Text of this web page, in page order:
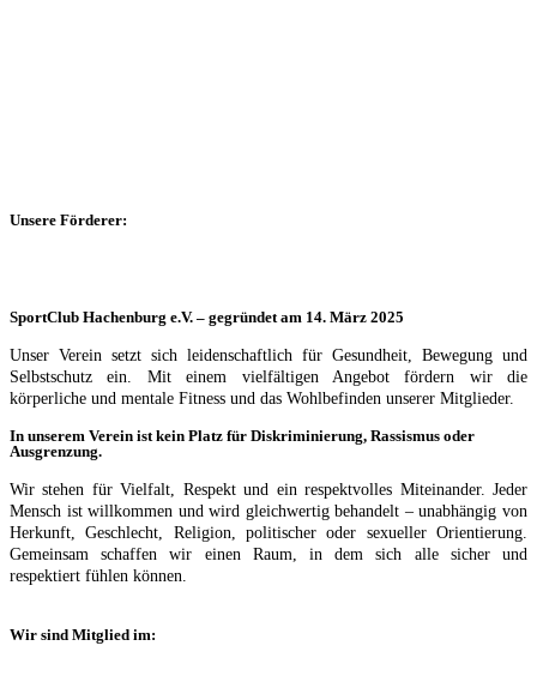
Unsere Förderer:
SportClub Hachenburg e.V. – gegründet am 14. März 2025
Unser Verein setzt sich leidenschaftlich für Gesundheit, Bewegung und
Selbstschutz ein. Mit einem vielfältigen Angebot fördern wir die
körperliche und mentale Fitness und das Wohlbefinden unserer Mitglieder.
In unserem Verein ist kein Platz für Diskriminierung, Rassismus oder
Ausgrenzung.
Wir stehen für Vielfalt, Respekt und ein respektvolles Miteinander. Jeder
Mensch ist willkommen und wird gleichwertig behandelt – unabhängig von
Herkunft, Geschlecht, Religion, politischer oder sexueller Orientierung.
Gemeinsam schaffen wir einen Raum, in dem sich alle sicher und
respektiert fühlen können.
Wir sind Mitglied im: